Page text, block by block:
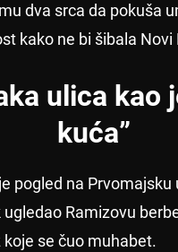
dva srca da pokuša
kako ne bi šibala Novi
ulica kao
kuća”
pogled na Prvomajsku
Ramizovu
koje se čuo muhabet.